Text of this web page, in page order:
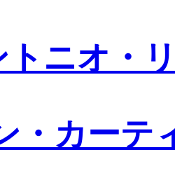
トニオ・
・カーテ